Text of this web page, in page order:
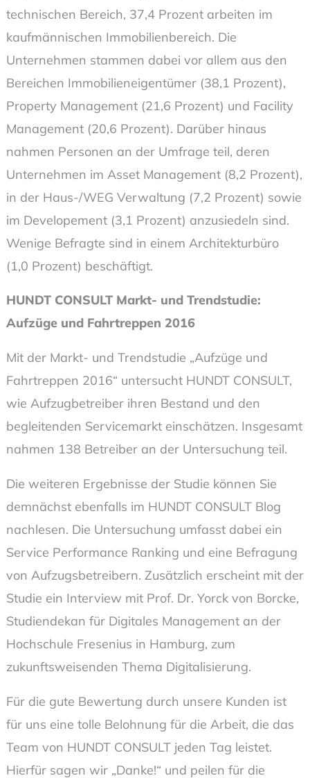
technischen Bereich, 37,4 Prozent arbeiten im
kaufmännischen Immobilienbereich. Die
Unternehmen stammen dabei vor allem aus den
Bereichen Immobilieneigentümer (38,1 Prozent),
Property Management (21,6 Prozent) und Facility
Management (20,6 Prozent). Darüber hinaus
nahmen Personen an der Umfrage teil, deren
Unternehmen im Asset Management (8,2 Prozent),
in der Haus-/WEG Verwaltung (7,2 Prozent) sowie
im Developement (3,1 Prozent) anzusiedeln sind.
Wenige Befragte sind in einem Architekturbüro
(1,0 Prozent) beschäftigt.
HUNDT CONSULT Markt- und Trendstudie:
Aufzüge und Fahrtreppen 2016
Mit der Markt- und Trendstudie „Aufzüge und
Fahrtreppen 2016“ untersucht HUNDT CONSULT,
wie Aufzugbetreiber ihren Bestand und den
begleitenden Servicemarkt einschätzen. Insgesamt
nahmen 138 Betreiber an der Untersuchung teil.
Die weiteren Ergebnisse der Studie können Sie
demnächst ebenfalls im HUNDT CONSULT Blog
nachlesen. Die Untersuchung umfasst dabei ein
Service Performance Ranking und eine Befragung
von Aufzugsbetreibern. Zusätzlich erscheint mit der
Studie ein Interview mit Prof. Dr. Yorck von Borcke,
Studiendekan für Digitales Management an der
Hochschule Fresenius in Hamburg, zum
zukunftsweisenden Thema Digitalisierung.
Für die gute Bewertung durch unsere Kunden ist
für uns eine tolle Belohnung für die Arbeit, die das
Team von HUNDT CONSULT jeden Tag leistet.
Hierfür sagen wir „Danke!“ und peilen für die